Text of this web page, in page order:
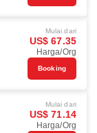
Mulai dari
US$ 67.35
Harga/Org
Booking
Mulai dari
US$ 71.14
Harga/Org